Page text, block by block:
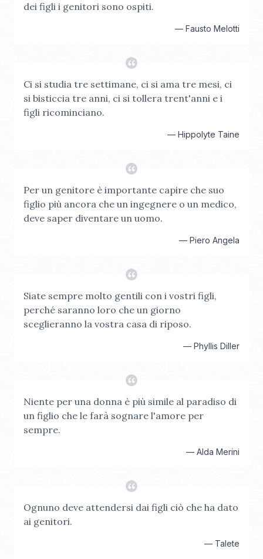
dei figli i genitori sono ospiti.
— Fausto Melotti
Ci si studia tre settimane, ci si ama tre mesi, ci
si bisticcia tre anni, ci si tollera trent'anni e i
figli ricominciano.
— Hippolyte Taine
Per un genitore è importante capire che suo
figlio più ancora che un ingegnere o un medico,
deve saper diventare un uomo.
— Piero Angela
Siate sempre molto gentili con i vostri figli,
perché saranno loro che un giorno
sceglieranno la vostra casa di riposo.
— Phyllis Diller
Niente per una donna è più simile al paradiso di
un figlio che le farà sognare l'amore per
sempre.
— Alda Merini
Ognuno deve attendersi dai figli ciò che ha dato
ai genitori.
— Talete